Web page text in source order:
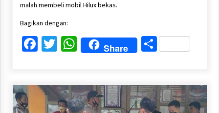
malah membeli mobil Hilux bekas.
Bagikan dengan:
Facebook
Twitter
WhatsApp
Share Share